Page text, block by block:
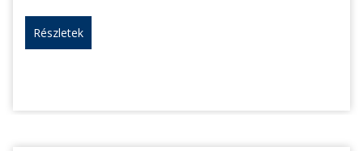
Részletek